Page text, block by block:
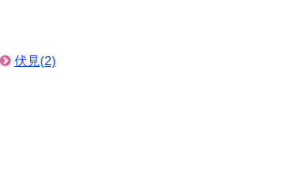
伏見(2)